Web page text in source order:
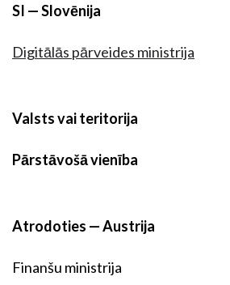
SI — Slovēnija
Digitālās pārveides ministrija
Valsts vai teritorija
Pārstāvošā vienība
Atrodoties — Austrija
Finanšu ministrija